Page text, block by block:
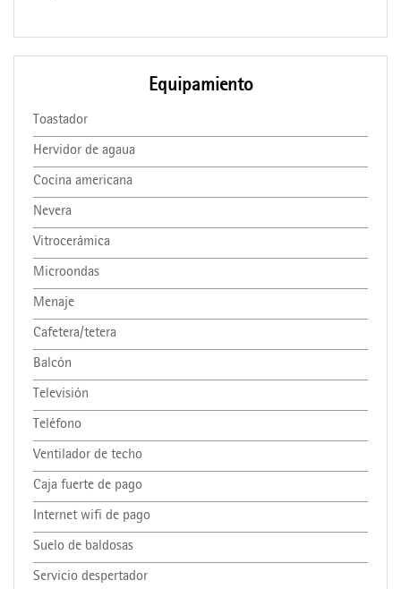
Equipamiento
Toastador
Hervidor de agaua
Cocina americana
Nevera
Vitrocerámica
Microondas
Menaje
Cafetera/tetera
Balcón
Televisión
Teléfono
Ventilador de techo
Caja fuerte de pago
Internet wifi de pago
Suelo de baldosas
Servicio despertador